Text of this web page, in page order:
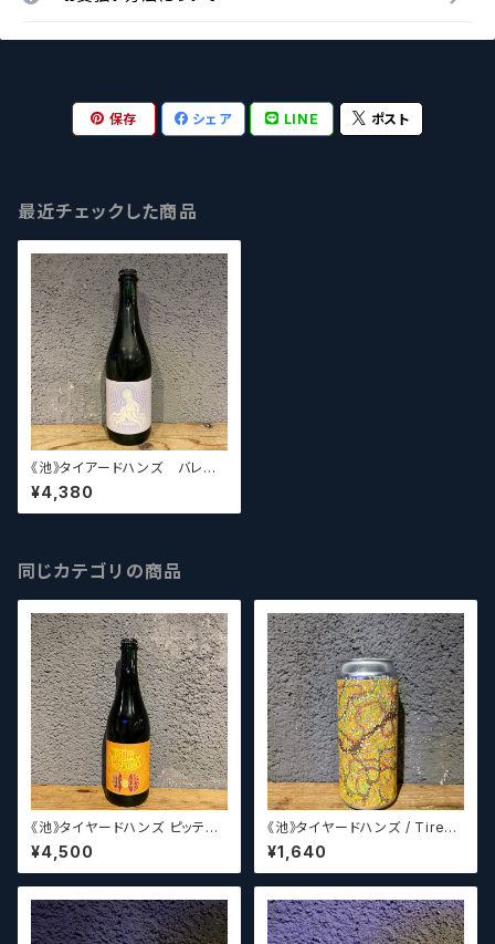
保存 シェア LINE ポスト
最近チェックした商品
《池》タイアードハンズ バレル
エイジアンテナ / Tired Hand
s Barrel Aged Antenna 75
0ml
¥4,380
同じカテゴリの商品
《池》タイヤードハンズ ピッティ
ドアリュージョンズ / Tired Ha
nds Pitted Allusions 750
ml
¥4,500
《池》タイヤードハンズ / Tired
Hands PUNGE Pineapple
¥1,640